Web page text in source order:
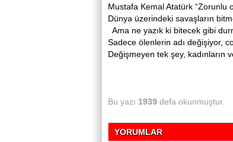
Mustafa Kemal Atatürk “Zorunlu
Dünya üzerindeki savaşların
Ama ne yazık ki bitecek gibi
Sadece ölenlerin adı değişiyor,
Değişmeyen tek şey, kadınların
Bu yazı 1939 defa okunmuştur.
YORUMLAR